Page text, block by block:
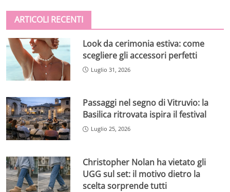
ARTICOLI RECENTI
Look da cerimonia estiva: come
scegliere gli accessori perfetti
Luglio 31, 2026
Passaggi nel segno di Vitruvio: la
Basilica ritrovata ispira il festival
Luglio 25, 2026
Christopher Nolan ha vietato gli
UGG sul set: il motivo dietro la
scelta sorprende tutti